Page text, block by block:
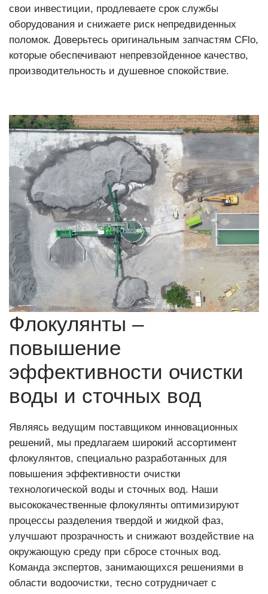
свои инвестиции, продлеваете срок службы
оборудования и снижаете риск непредвиденных
поломок. Доверьтесь оригинальным запчастям CFlo,
которые обеспечивают непревзойденное качество,
производительность и душевное спокойствие.
Флокулянты –
повышение
эффективности очистки
воды и сточных вод
Являясь ведущим поставщиком инновационных
решений, мы предлагаем широкий ассортимент
флокулянтов, специально разработанных для
повышения эффективности очистки
технологической воды и сточных вод. Наши
высококачественные флокулянты оптимизируют
процессы разделения твердой и жидкой фаз,
улучшают прозрачность и снижают воздействие на
окружающую среду при сбросе сточных вод.
Команда экспертов, занимающихся решениями в
области водоочистки, тесно сотрудничает с